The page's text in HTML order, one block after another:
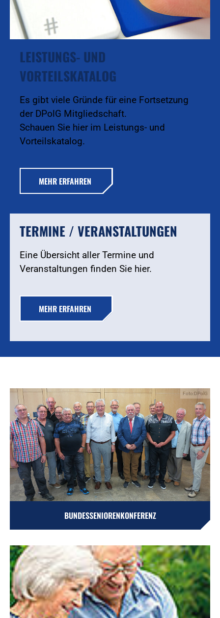
LEISTUNGS- UND
VORTEILSKATALOG
Es gibt viele Gründe für eine Fortsetzung
der DPolG Mitgliedschaft.
Schauen Sie hier im Leistungs- und
Vorteilskatalog.
MEHR ERFAHREN
TERMINE / VERANSTALTUNGEN
Eine Übersicht aller Termine und
Veranstaltungen finden Sie hier.
MEHR ERFAHREN
Foto:DPolG
BUNDESSENIORENKONFERENZ